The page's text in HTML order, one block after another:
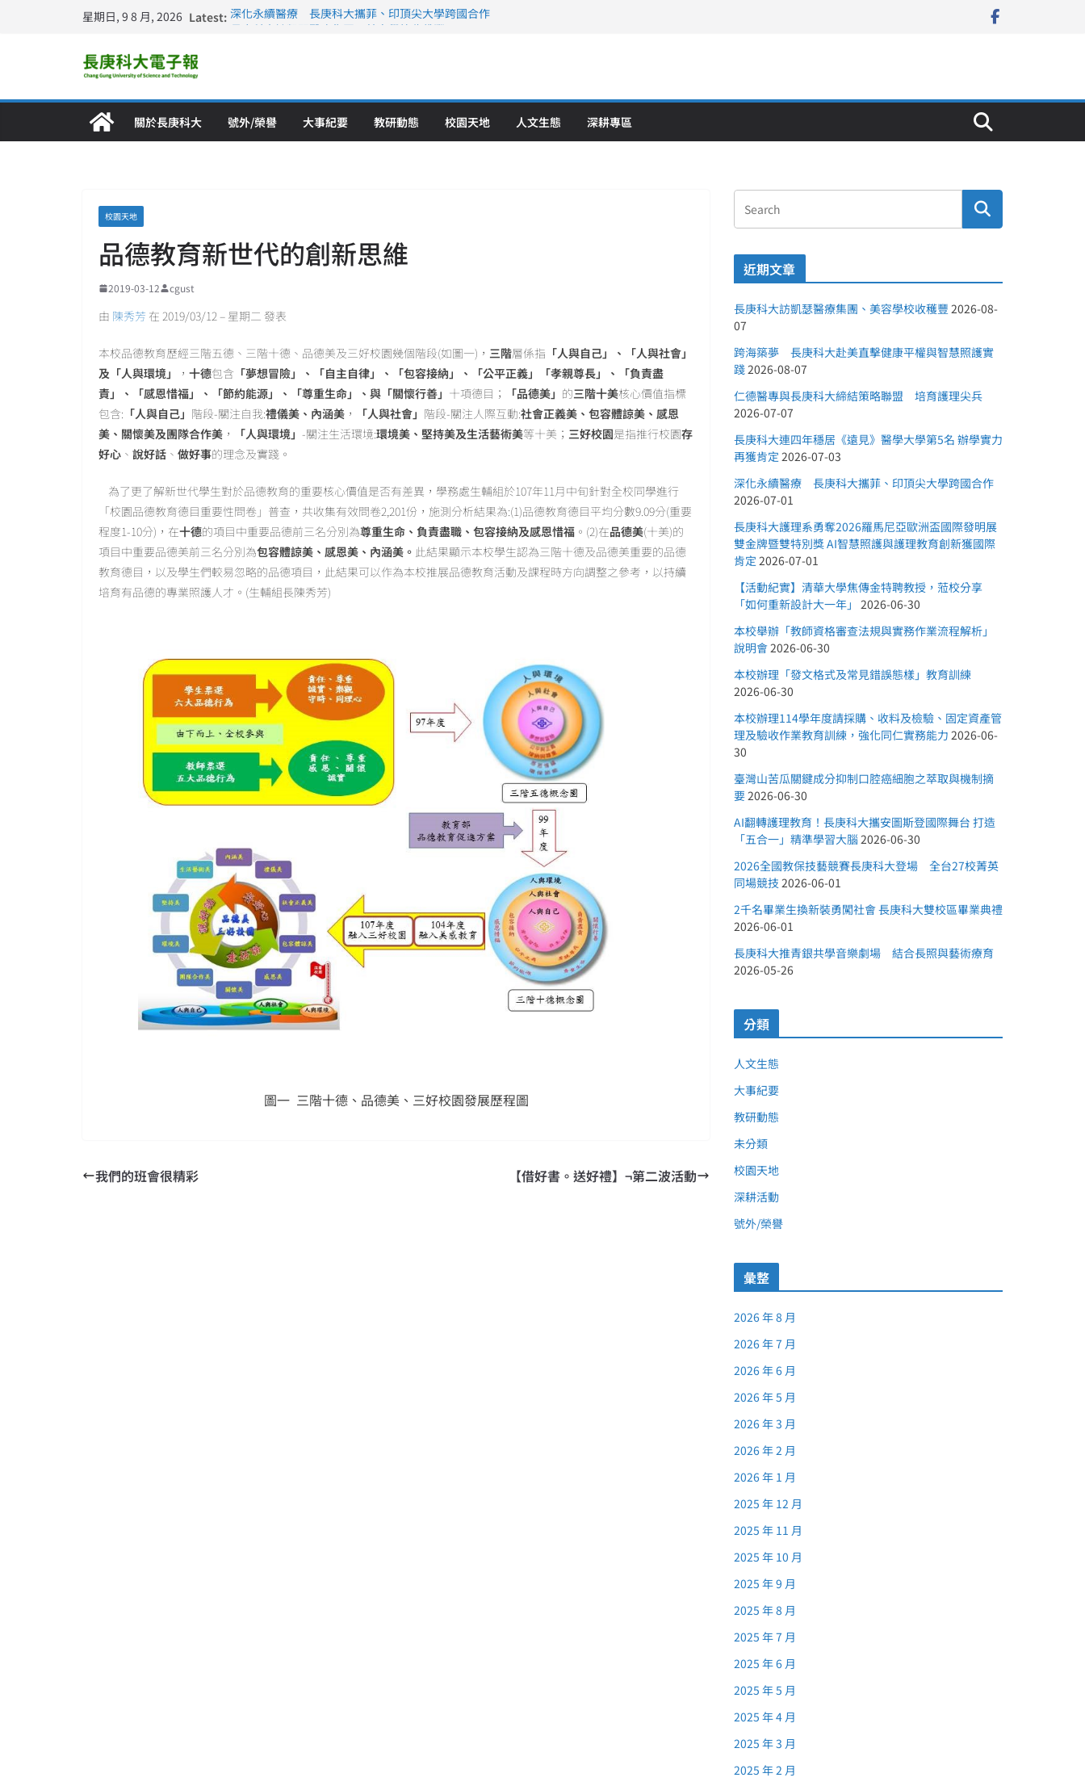
星期日, 9 8 月, 2026 Latest: 深化永續醫療 長庚科大攜菲、印頂尖大學跨國合作
關於長庚科大 號外/榮譽 大事紀要 教研動態 校園天地 人文生態 深耕專區
校園天地
品德教育新世代的創新思維
2019-03-12 cgust
由 陳秀芳 在 2019/03/12 – 星期二 發表
本校品德教育歷經三階五德、三階十德、品德美及三好校園幾個階段(如圖一)， 三階層係指 「人與自己」、「人與社會」
及「人與環境」
， 十德包含 「夢想冒險」、「自主自律」、「包容接納」、「公平正義」「孝親尊長」、「負責盡
責」、「感恩惜福」、「節約能源」、「尊重生命」、與「關懷行善」 十項德目； 「品德美」 的三階十美核心價值指標
包含: 「人與自己」 階段-關注自我:禮儀美、內涵美 ， 「人與社會」 階段-關注人際互動:社會正義美、包容體諒美、感恩
美、關懷美及團隊合作美 ， 「人與環境」 -關注生活環境:環境美、堅持美及生活藝術美等十美； 三好校園是指推行校園存
好心 、 說好話 、 做好事的理念及實踐。
為了更了解新世代學生對於品德教育的重要核心價值是否有差異，學務處生輔組於107年11月中旬針對全校同學進行
「校園品德教育德目重要性問卷」普查，共收集有效問卷2,201份，施測分析結果為:(1)品德教育德目平均分數9.09分(重要
程度1-10分)，在十德的項目中重要品德前三名分別為尊重生命、負責盡職、包容接納及感恩惜福 。(2)在品德美(十美)的
項目中重要品德美前三名分別為包容體諒美、感恩美、內涵美。 此結果顯示本校學生認為三階十德及品德美重要的品德
教育德目，以及學生們較易忽略的品德項目，此結果可以作為本校推展品德教育活動及課程時方向調整之參考，以持續
培育有品德的專業照護人才。(生輔組長陳秀芳)
圖一 三階十德、品德美、三好校園發展歷程圖
我們的班會很精彩 【借好書。送好禮】¬第二波活動
近期文章
長庚科大訪凱瑟醫療集團、美容學校收穫豐 2026-08-
07
跨海築夢 長庚科大赴美直擊健康平權與智慧照護實
踐2026-08-07
仁德醫專與長庚科大締結策略聯盟 培育護理尖兵
2026-07-07
長庚科大連四年穩居《遠見》醫學大學第5名 辦學實力
再獲肯定 2026-07-03
深化永續醫療 長庚科大攜菲、印頂尖大學跨國合作
2026-07-01
長庚科大護理系勇奪2026羅馬尼亞歐洲盃國際發明展
雙金牌暨雙特別獎 AI智慧照護與護理教育創新獲國際
肯定 2026-07-01
【活動紀實】清華大學焦傳金特聘教授，蒞校分享
「如何重新設計大一年」 2026-06-30
本校舉辦「教師資格審查法規與實務作業流程解析」
說明會2026-06-30
本校辦理「發文格式及常見錯誤態樣」教育訓練
2026-06-30
本校辦理114學年度請採購、收料及檢驗、固定資產管
理及驗收作業教育訓練，強化同仁實務能力 2026-06-
30
臺灣山苦瓜關鍵成分抑制口腔癌細胞之萃取與機制摘
要2026-06-30
AI翻轉護理教育！長庚科大攜安圖斯登國際舞台 打造
「五合一」精準學習大腦 2026-06-30
2026全國教保技藝競賽長庚科大登場 全台27校菁英
同場競技 2026-06-01
2千名畢業生換新裝勇闖社會 長庚科大雙校區畢業典禮
2026-06-01
長庚科大推青銀共學音樂劇場 結合長照與藝術療育
2026-05-26
分類
人文生態
大事紀要
教研動態
未分類
校園天地
深耕活動
號外/榮譽
彙整
2026 年 8 月
2026 年 7 月
2026 年 6 月
2026 年 5 月
2026 年 3 月
2026 年 2 月
2026 年 1 月
2025 年 12 月
2025 年 11 月
2025 年 10 月
2025 年 9 月
2025 年 8 月
2025 年 7 月
2025 年 6 月
2025 年 5 月
2025 年 4 月
2025 年 3 月
2025 年 2 月